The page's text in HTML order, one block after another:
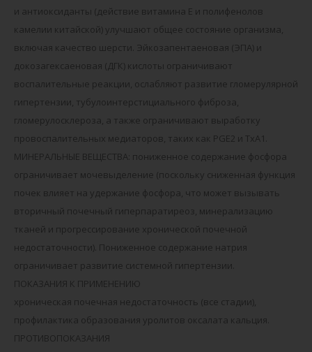
и антиоксиданты (действие витамина Е и полифенолов
камелии китайской) улучшают общее состояние организма,
включая качество шерсти. Эйкозапентаеновая (ЭПА) и
докозагексаеновая (ДГК) кислоты ограничивают
воспалительные реакции, ослабляют развитие гломерулярной
гипертензии, тубулоинтерстициального фиброза,
гломерулосклероза, а также ограничивают выработку
провоспалительных медиаторов, таких как PGE2 и TxA1.
МИНЕРАЛЬНЫЕ ВЕЩЕСТВА: пониженное содержание фосфора
ограничивает мочевыделение (поскольку сниженная функция
почек влияет на удержание фосфора, что может вызывать
вторичный почечный гиперпаратиреоз, минерализацию
тканей и прогрессирование хронической почечной
недостаточности). Пониженное содержание натрия
ограничивает развитие системной гипертензии.
ПОКАЗАНИЯ К ПРИМЕНЕНИЮ
хроническая почечная недостаточность (все стадии),
профилактика образования уролитов оксалата кальция.
ПРОТИВОПОКАЗАНИЯ